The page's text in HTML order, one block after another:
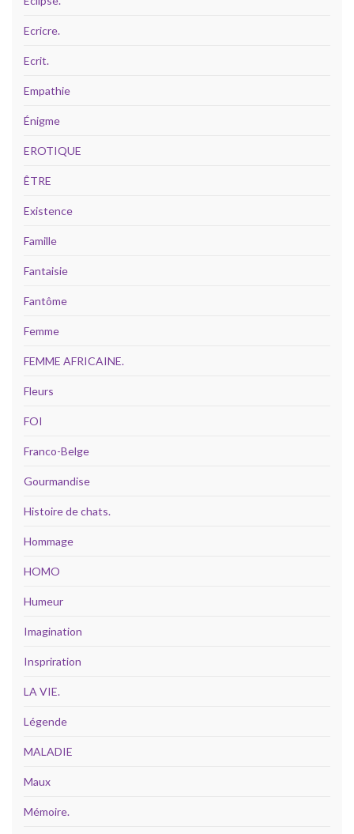
Ecricre.
Ecrit.
Empathie
Énigme
EROTIQUE
ÊTRE
Existence
Famille
Fantaisie
Fantôme
Femme
FEMME AFRICAINE.
Fleurs
FOI
Franco-Belge
Gourmandise
Histoire de chats.
Hommage
HOMO
Humeur
Imagination
Inspriration
LA VIE.
Légende
MALADIE
Maux
Mémoire.